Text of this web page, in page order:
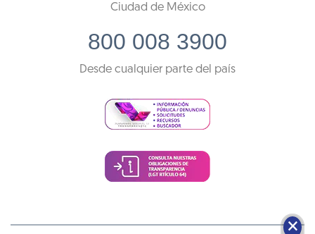
Ciudad de México
800 008 3900
Desde cualquier parte del país
🗙